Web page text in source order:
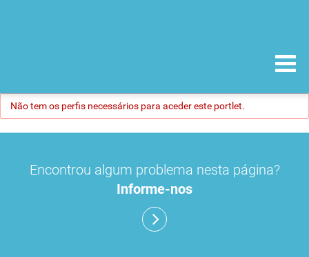
Não tem os perfis necessários para aceder este portlet.
Encontrou algum problema nesta página?
Informe-nos